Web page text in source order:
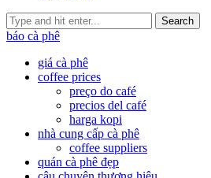
Search
báo cà phê
giá cà phê
coffee prices
preço do café
precios del café
harga kopi
nhà cung cấp cà phê
coffee suppliers
quán cà phê đẹp